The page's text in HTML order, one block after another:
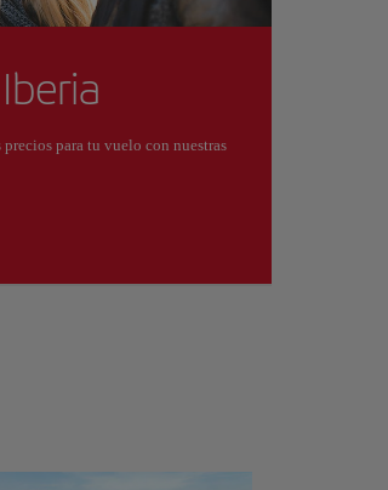
para tu vuelo con nuestras